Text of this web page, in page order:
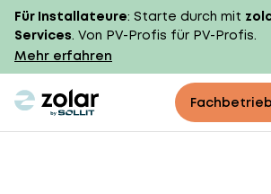
Für Installateure: Starte durch mit
Services. Von PV-Profis für PV-Profis.
Mehr erfahren
zolar logo